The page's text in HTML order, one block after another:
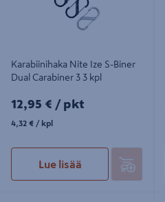
Karabiinihaka Nite Ize S-Biner
Dual Carabiner 3 3 kpl
12,95€/pkt
12,95 € / pkt
4,32€/kpl
4,32 € / kpl
Lue lisää